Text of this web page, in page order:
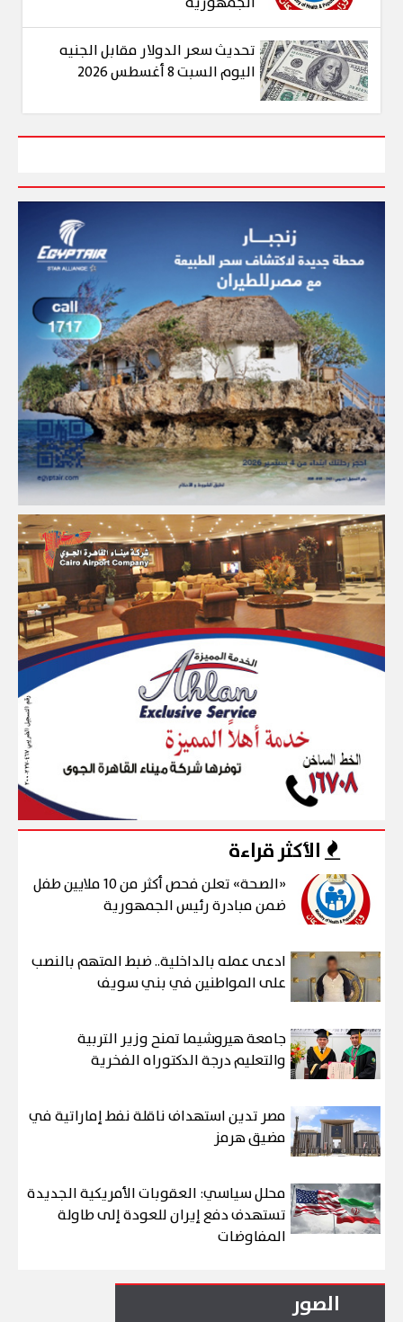
تحديث سعر الدولار مقابل الجنيه
اليوم السبت 8 أغسطس 2026
الأكثر قراءة
«الصحة» تعلن فحص أكثر من 10 ملايين طفل
ضمن مبادرة رئيس الجمهورية
ادعى عمله بالداخلية.. ضبط المتهم بالنصب
على المواطنين في بني سويف
جامعة هيروشيما تمنح وزير التربية
والتعليم درجة الدكتوراه الفخرية
مصر تدين استهداف ناقلة نفط إماراتية في
مضيق هرمز
محلل سياسي: العقوبات الأمريكية الجديدة
تستهدف دفع إيران للعودة إلى طاولة
المفاوضات
الصور